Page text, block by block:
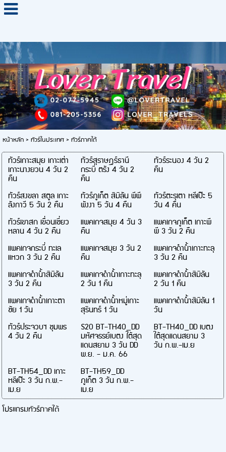
หน้าหลัก> ทัวร์ในประเทศ> ทัวร์ภาคใต้
ทัวร์เกาะสมุย เกาะเต่า
เกาะนางยวน 4 วัน 2
คืน
ทัวร์สุราษฎร์ธานี
กระบี่ ตรัง 4 วัน 2
คืน
ทัวร์ระนอง 4 วัน 2
คืน
ทัวร์สงขลา สตูล เกาะ
ลังกาวี 5 วัน 2 คืน
ทัวร์ภูเก็ต สิมิลัน พีพี
พังงา 5 วัน 4 คืน
ทัวร์ตะรุเตา หลีเป๊ะ 5
วัน 4 คืน
ทัวร์เขาสก เขื่อนเชี่ยว
หลาน 4 วัน 2 คืน
แพคเกจสมุย 4 วัน 3
คืน
แพคเกจภูเก็ต เกาะพี
พี 3 วัน 2 คืน
แพคเกจกระบี่ ทะเล
แหวก 3 วัน 2 คืน
แพคเกจสมุย 3 วัน 2
คืน
แพคเกจดำน้ำเกาะทะลุ
3 วัน 2 คืน
แพคเกจดำน้ำสิมิลัน
3 วัน 2 คืน
แพคเกจดำน้ำเกาะทะลุ
2 วัน 1 คืน
แพคเกจดำน้ำสิมิลัน
2 วัน 1 คืน
แพคเกจดำน้ำเกาะตา
ชัย 1 วัน
แพคเกจดำน้ำหมู่เกาะ
สุรินทร์ 1 วัน
แพคเกจดำน้ำสิมิลัน 1
วัน
ทัวร์ประจวบฯ ชุมพร
4 วัน 2 คืน
S20 BT-TH40_DD
มหัศจรรย์เบตง ใต้สุด
แดนสยาม 3 วัน DD
พ.ย. - ม.ค. 66
BT-TH40_DD เบตง
ใต้สุดแดนสยาม 3
วัน ก.พ.-เม.ย
BT-TH54_DD เกาะ
หลีเป๊ะ 3 วัน ก.พ.-
เม.ย
BT-TH59_DD
ภูเก็ต 3 วัน ก.พ.-
เม.ย
โปรแกรมทัวร์ภาคใต้